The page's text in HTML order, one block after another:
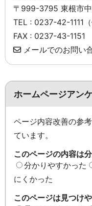
〒999-3795 東根市
TEL : 0237-42-1111
FAX : 0237-43-1151
メールでのお問い
ホームページアン
ページ内容改善の参
ています。
このページの内容は
分かりやすかった
にくかった
このページは見つけ